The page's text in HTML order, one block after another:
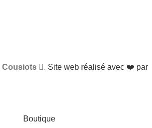
Cousiots . Site web réalisé avec ❤️ par
Boutique